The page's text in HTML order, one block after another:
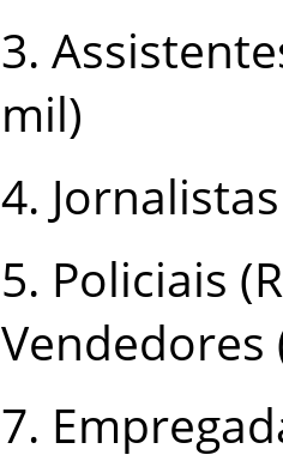
3.
mil)
4.
5. Policiais
Vendedores
7.